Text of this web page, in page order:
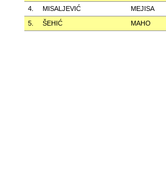
4.
MISALJEVIĆ
MEJISA
5.
ŠEHIĆ MAHO